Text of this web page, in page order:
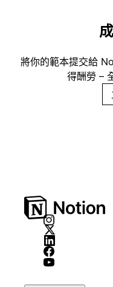
將你的範本提交給
得酬勞 –